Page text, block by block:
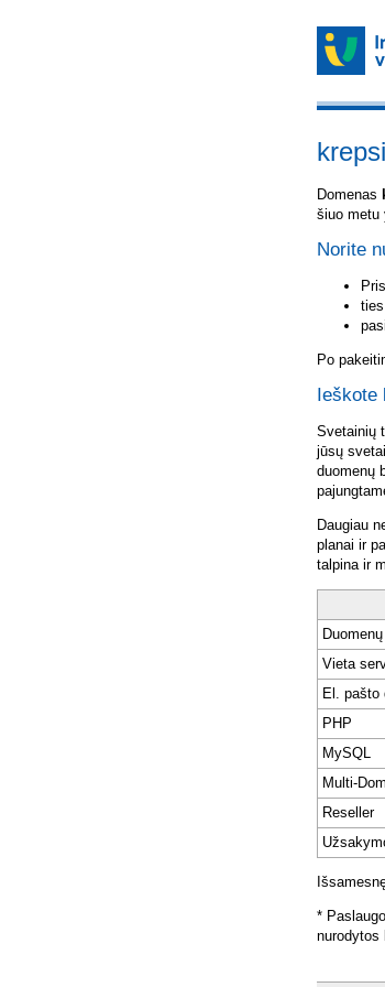
Domenas
šiuo metu
Norite
Po
Ieškote
Svetainių
jūsų
duomenų
Daugiau
planai ir
talpina ir
Vieta
El. pašto
PHP
MySQL
Multi-
Reseller
*
nurodytos